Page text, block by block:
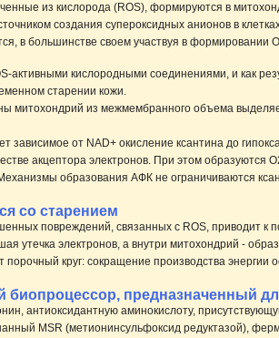
из кислорода (ROS), формируются в
создания супероксидных анионов в
в большинстве своем участвуя в формировании
активными кислородными соединениями, и как
старении кожи.
митохондрий из межмембранного объема
зависимое от NAD+ окисление ксантина до
акцептора электронов. При этом
образования АФК не ограничиваются
со старением
повреждений, связанных с ROS, приводит
утечка электронов, а внутри митохондрий -
круг: сокращение производства
биопроцессор, предназначенный
антиоксидантную аминокислоту,
MSR (метионинсульфоксид редуктазой),